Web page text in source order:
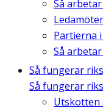
Så
Partierna
Så
Så fungerar
Så fungerar
Utskotten